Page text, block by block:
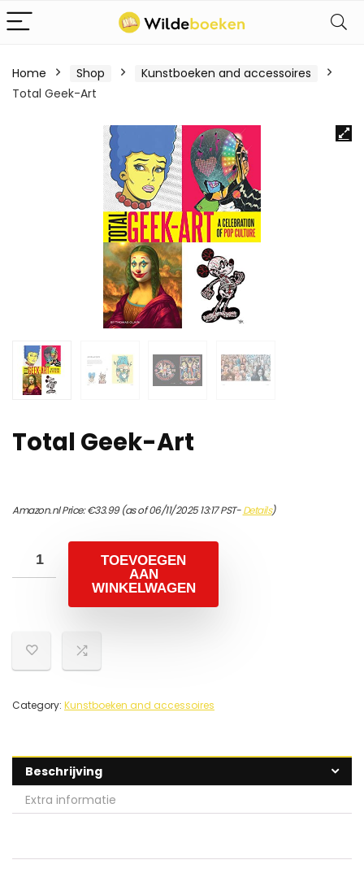
Home Shop
Kunstboeken and accessoires
Total Geek-Art
Total Geek-Art
Amazon.nl Price:€33.99(as of 06/11/2025 13:17 PST-Details)
TOEVOEGEN
AAN
WINKELWAGEN
Category: Kunstboeken and accessoires
Beschrijving
Extra informatie